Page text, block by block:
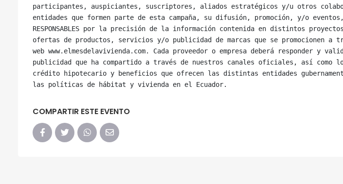
participantes, auspiciantes, suscriptores, aliados estratégicos y/u otros
entidades que formen parte de esta campaña, su difusión, promoción, y/o eventos,
RESPONSABLES por la precisión de la información contenida en distintos
ofertas de productos, servicios y/o publicidad de marcas que se promocionen a
web www.elmesdelavivienda.com. Cada proveedor o empresa deberá responder y
publicidad que ha compartido a través de nuestros canales oficiales, así como
crédito hipotecario y beneficios que ofrecen las distintas entidades
COMPARTIR ESTE EVENTO